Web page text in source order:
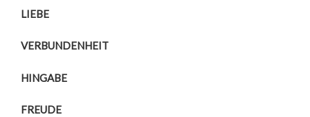
LIEBE
VERBUNDENHEIT
HINGABE
FREUDE